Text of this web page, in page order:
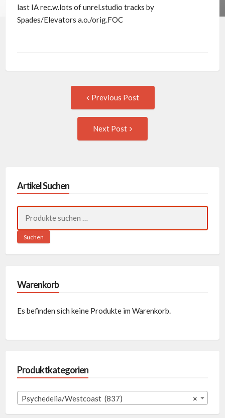
last IA rec.w.lots of unrel.studio tracks by
Spades/Elevators a.o./orig.FOC
navigation
Previous Post
Next Post
Artikel Suchen
nach:
Suchen
Warenkorb
Es befinden sich keine Produkte im Warenkorb.
Produktkategorien
×
Psychedelia/Westcoast (837)